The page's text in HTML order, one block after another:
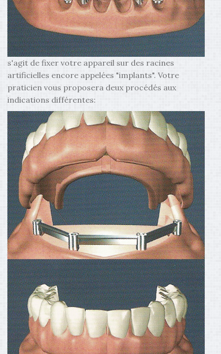
s'agit de fixer votre appareil sur des racines
artificielles encore appelées "implants". Votre
praticien vous proposera deux procédés aux
indications différentes: